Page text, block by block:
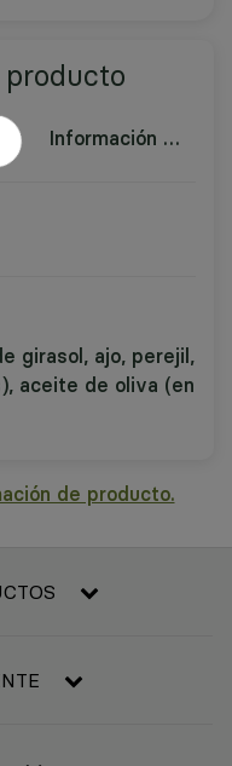
Información nutricional
girasol, ajo, perejil,
aceite de oliva (en
de producto.